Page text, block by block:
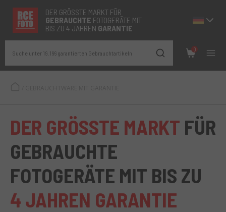
DER GRÖSSTE MARKT FÜR
GEBRAUCHTE FOTOGERÄTE MIT
BIS ZU 4 JAHREN GARANTIE
Suche unter 19.166 garantierten Gebrauchtartikeln
0
DER GRÖSSTE MARKT
FÜR
GEBRAUCHTE
FOTOGERÄTE MIT BIS ZU
4 JAHREN GARANTIE